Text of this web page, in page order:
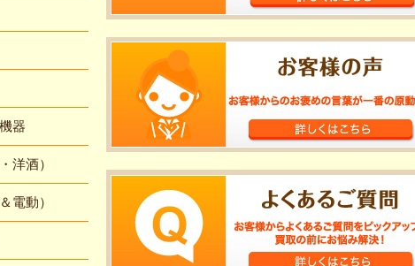
器
洋酒）
電動）